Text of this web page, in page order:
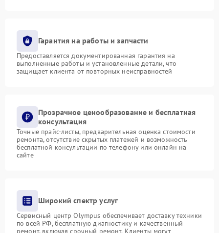
Гарантия на работы и запчасти
Предоставляется документированная гарантия на
выполненные работы и установленные детали, что
защищает клиента от повторных неисправностей
Прозрачное ценообразование и бесплатная
консультация
Точные прайс-листы, предварительная оценка стоимости
ремонта, отсутствие скрытых платежей и возможность
бесплатной консультации по телефону или онлайн на
сайте
Широкий спектр услуг
Сервисный центр Olympus обеспечивает доставку техники
по всей РФ, бесплатную диагностику и качественный
ремонт, включая срочный ремонт. Клиенты могут